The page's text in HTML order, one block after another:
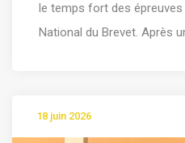
le temps fort des
National du Brevet. Après
18 juin 2026